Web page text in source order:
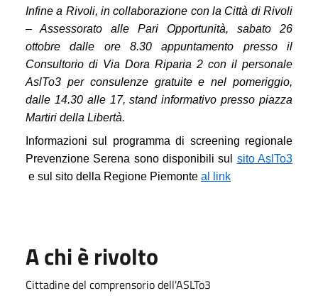
Infine a Rivoli, in collaborazione con la Città di Rivoli
– Assessorato alle Pari Opportunità, sabato 26
ottobre dalle ore 8.30 appuntamento presso il
Consultorio di Via Dora Riparia 2 con il personale
AslTo3 per consulenze gratuite e nel pomeriggio,
dalle 14.30 alle 17, stand informativo presso piazza
Martiri della Libertà.
Informazioni sul programma di screening regionale
Prevenzione Serena sono disponibili sul sito AslTo3
e sul sito della Regione Piemonte al link
A chi è rivolto
Cittadine del comprensorio dell'ASLTo3